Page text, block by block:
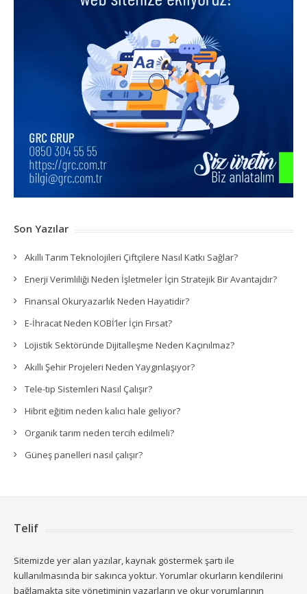
Son Yazılar
Akıllı Tarım Teknolojileri Çiftçilere Nasıl Katkı Sağlar?
Enerji Verimliliği Neden İşletmeler İçin Stratejik Bir Avantajdır?
Finansal Okuryazarlık Neden Hayatidir?
E-İhracat Neden KOBİ’ler İçin Fırsat?
Lojistik Sektöründe Dijitalleşme Neden Kaçınılmaz?
Akıllı Şehir Projeleri Neden Yaygınlaşıyor?
Tele-tıp Sistemleri Nasıl Çalışır?
Hibrit eğitim neden kalıcı hale geliyor?
Organik tarım neden tercih edilmeli?
Güneş panelleri nasıl çalışır?
Telif
Sitemizde yer alan yazılar, kaynak göstermek şartı ile
kullanılmasında bir sakınca yoktur. Yorumlar okurların kendilerini
bağlamakta site yönetiminin yazarların ve okur yorumlarının